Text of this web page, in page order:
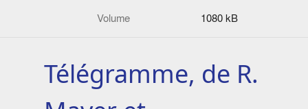
Volume
1080 kB
Télégramme, de R.